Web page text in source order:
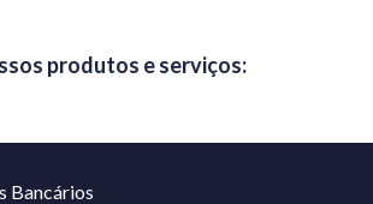
produtos e serviços:
Bancários